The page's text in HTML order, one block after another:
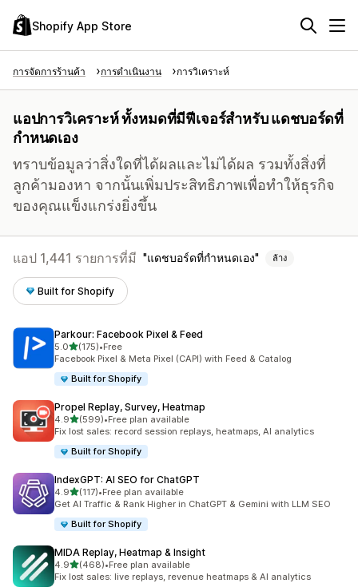
Shopify App Store
การจัดการร้านค้า การดำเนินงาน การวิเคราะห์
แอปการวิเคราะห์ ทั้งหมดที่มีฟีเจอร์สำหรับ แดชบอร์ดที่
กำหนดเอง
ทราบข้อมูลว่าสิ่งใดที่ได้ผลและไม่ได้ผล รวมทั้งสิ่งที่
ลูกค้ามองหา จากนั้นเพิ่มประสิทธิภาพเพื่อทำให้ธุรกิจ
ของคุณแข็งแกร่งยิ่งขึ้น
แอป 1,441 รายการที่มี แดชบอร์ดที่กำหนดเอง ล้าง
Built for Shopify
Parkour: Facebook Pixel & Feed
5.0เต็ม 5 ดาว
(175)
ทั้งหมด 175 รีวิว
•Free
Facebook Pixel & Meta Pixel (CAPI) with Feed & Catalog
Built for Shopify
Propel Replay, Survey, Heatmap
4.9เต็ม 5 ดาว
(599)
ทั้งหมด 599 รีวิว
•Free plan available
Fix lost sales: record session replays, heatmaps, AI analytics
Built for Shopify
IndexGPT: AI SEO for ChatGPT
4.9เต็ม 5 ดาว
(117)
ทั้งหมด 117 รีวิว
•Free plan available
Get AI Traffic & Rank Higher in ChatGPT & Gemini with LLM SEO
Built for Shopify
MIDA Replay, Heatmap & Insight
4.9เต็ม 5 ดาว
(468)
ทั้งหมด 468 รีวิว
•Free plan available
Fix lost sales: live replays, revenue heatmaps & AI analytics